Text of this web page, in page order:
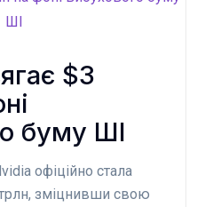
$3
буму ШІ
офіційно стала
зміцнивши свою